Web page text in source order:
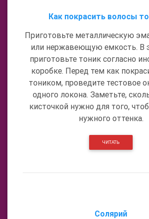
Как покрасить волосы
Приготовьте металлическую
или нержавеющую емкость. В
приготовьте тоник согласно
коробке. Перед тем как
тоником, проведите тестовое
одного локона. Заметьте,
кисточкой нужно для того,
нужного оттенка.
ЧИТАТЬ
Солярий